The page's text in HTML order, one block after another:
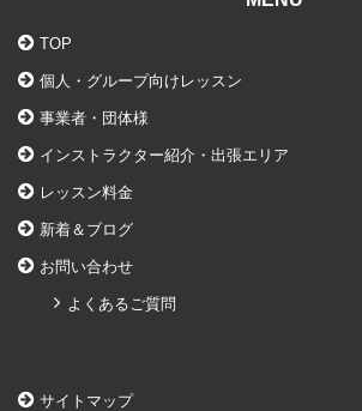
TOP
個人・グループ向けレッスン
事業者・団体様
インストラクター紹介・出張エリア
レッスン料金
新着＆ブログ
お問い合わせ
よくあるご質問
サイトマップ